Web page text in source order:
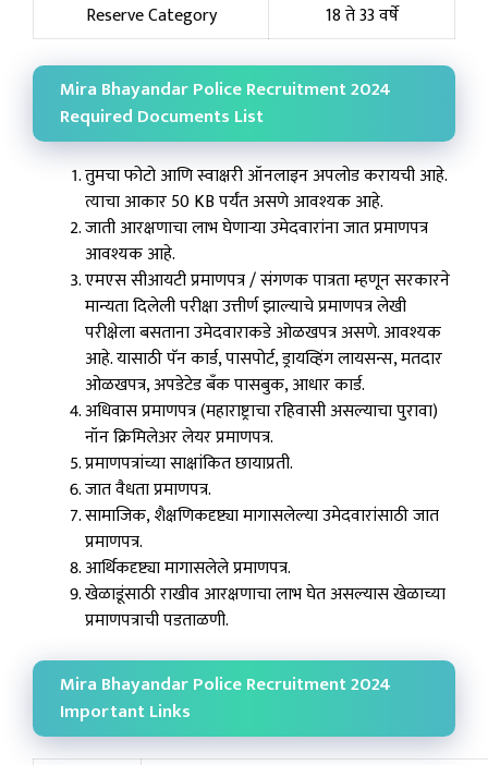
Reserve Category
18 ते 33 वर्षे
Mira Bhayandar Police Recruitment 2024
Required Documents List
तुमचा फोटो आणि स्वाक्षरी ऑनलाइन अपलोड करायची आहे.
त्याचा आकार 50 KB पर्यंत असणे आवश्यक आहे.
जाती आरक्षणाचा लाभ घेणाऱ्या उमेदवारांना जात प्रमाणपत्र
आवश्यक आहे.
एमएस सीआयटी प्रमाणपत्र / संगणक पात्रता म्हणून सरकारने
मान्यता दिलेली परीक्षा उत्तीर्ण झाल्याचे प्रमाणपत्र लेखी
परीक्षेला बसताना उमेदवाराकडे ओळखपत्र असणे. आवश्यक
आहे. यासाठी पॅन कार्ड, पासपोर्ट, ड्रायव्हिंग लायसन्स, मतदार
ओळखपत्र, अपडेटेड बँक पासबुक, आधार कार्ड.
अधिवास प्रमाणपत्र (महाराष्ट्राचा रहिवासी असल्याचा पुरावा)
नॉन क्रिमिलेअर लेयर प्रमाणपत्र.
प्रमाणपत्रांच्या साक्षांकित छायाप्रती.
जात वैधता प्रमाणपत्र.
सामाजिक, शैक्षणिकदृष्ट्या मागासलेल्या उमेदवारांसाठी जात
प्रमाणपत्र.
आर्थिकदृष्ट्या मागासलेले प्रमाणपत्र.
खेळाडूंसाठी राखीव आरक्षणाचा लाभ घेत असल्यास खेळाच्या
प्रमाणपत्राची पडताळणी.
Mira Bhayandar Police Recruitment 2024
Important Links